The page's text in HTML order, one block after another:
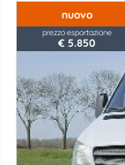
nuovo
prezzo esportazione
€ 5.850